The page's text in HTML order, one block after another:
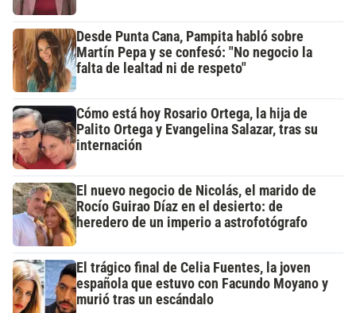
Desde Punta Cana, Pampita habló sobre
Martín Pepa y se confesó: "No negocio la
falta de lealtad ni de respeto"
Cómo está hoy Rosario Ortega, la hija de
Palito Ortega y Evangelina Salazar, tras su
internación
El nuevo negocio de Nicolás, el marido de
Rocío Guirao Díaz en el desierto: de
heredero de un imperio a astrofotógrafo
El trágico final de Celia Fuentes, la joven
española que estuvo con Facundo Moyano y
murió tras un escándalo